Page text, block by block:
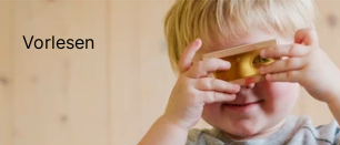
Vorlesen